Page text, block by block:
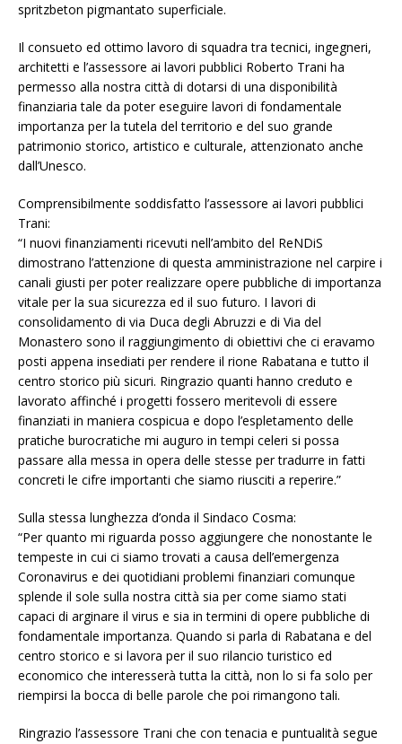
spritzbeton pigmantato superficiale.
Il consueto ed ottimo lavoro di squadra tra tecnici, ingegneri,
architetti e l’assessore ai lavori pubblici Roberto Trani ha
permesso alla nostra città di dotarsi di una disponibilità
finanziaria tale da poter eseguire lavori di fondamentale
importanza per la tutela del territorio e del suo grande
patrimonio storico, artistico e culturale, attenzionato anche
dall’Unesco.
Comprensibilmente soddisfatto l’assessore ai lavori pubblici
Trani:
“I nuovi finanziamenti ricevuti nell’ambito del ReNDiS
dimostrano l’attenzione di questa amministrazione nel carpire i
canali giusti per poter realizzare opere pubbliche di importanza
vitale per la sua sicurezza ed il suo futuro. I lavori di
consolidamento di via Duca degli Abruzzi e di Via del
Monastero sono il raggiungimento di obiettivi che ci eravamo
posti appena insediati per rendere il rione Rabatana e tutto il
centro storico più sicuri. Ringrazio quanti hanno creduto e
lavorato affinché i progetti fossero meritevoli di essere
finanziati in maniera cospicua e dopo l’espletamento delle
pratiche burocratiche mi auguro in tempi celeri si possa
passare alla messa in opera delle stesse per tradurre in fatti
concreti le cifre importanti che siamo riusciti a reperire.”
Sulla stessa lunghezza d’onda il Sindaco Cosma:
“Per quanto mi riguarda posso aggiungere che nonostante le
tempeste in cui ci siamo trovati a causa dell’emergenza
Coronavirus e dei quotidiani problemi finanziari comunque
splende il sole sulla nostra città sia per come siamo stati
capaci di arginare il virus e sia in termini di opere pubbliche di
fondamentale importanza. Quando si parla di Rabatana e del
centro storico e si lavora per il suo rilancio turistico ed
economico che interesserà tutta la città, non lo si fa solo per
riempirsi la bocca di belle parole che poi rimangono tali.
Ringrazio l’assessore Trani che con tenacia e puntualità segue